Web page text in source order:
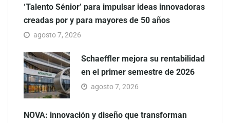
‘Talento Sénior’ para impulsar ideas innovadoras
creadas por y para mayores de 50 años
agosto 7, 2026
Schaeffler mejora su rentabilidad
en el primer semestre de 2026
agosto 7, 2026
NOVA: innovación y diseño que transforman